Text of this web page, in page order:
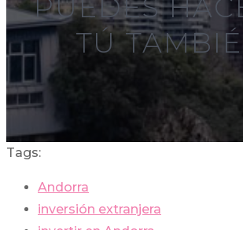
PUEDES
TÚ
Tags:
Andorra
inversión extranjera